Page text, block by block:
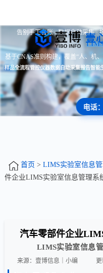
壹
告别手工台账 · 数据自动采集 ·
基于CNAS准则构建，覆盖“人、机
样品全流程管控仪器数据自动采集报告智能
电话
首页 > LIMS实验室信息
件企业LIMS实验室信息管理系
汽车零部件企业
LIMS实验室信息
来源：壹博信息｜小编